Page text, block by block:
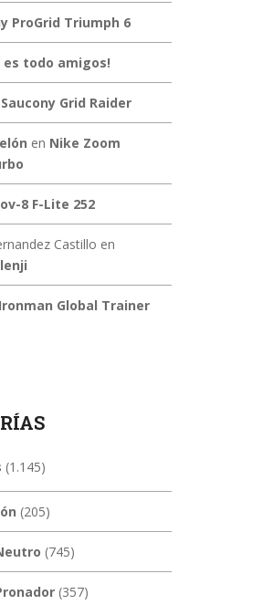
ProGrid Triumph 6
es todo amigos!
Saucony Grid Raider
en Nike Zoom
8 F-Lite 252
Castillo en
Global Trainer
(1.145)
(205)
(745)
(357)